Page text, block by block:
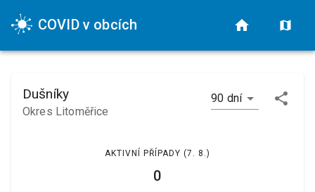
COVID v obcích
Dušníky
Okres Litoměřice
90 dní
AKTIVNÍ PŘÍPADY (7. 8.)
0